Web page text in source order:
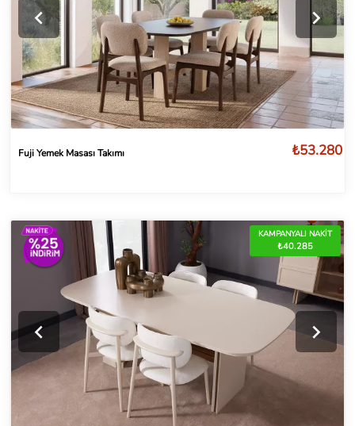
Fuji Yemek Masası Takımı ₺53.280
KAMPANYALI NAKİT
₺40.285